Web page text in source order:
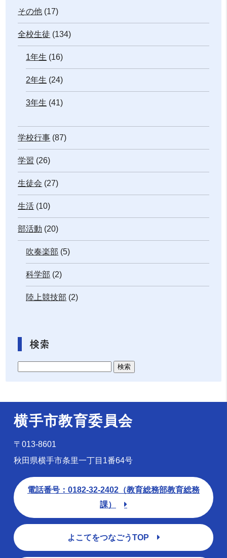
その他 (17)
全校生徒 (134)
1年生 (16)
2年生 (24)
3年生 (41)
学校行事 (87)
学習 (26)
生徒会 (27)
生活 (10)
部活動 (20)
吹奏楽部 (5)
科学部 (2)
陸上競技部 (2)
検索
横手市教育委員会
〒013-8601
秋田県横手市条里一丁目1番64号
電話番号：0182-32-2402（教育総務部教育総務
課）
よこてをつなごうTOP